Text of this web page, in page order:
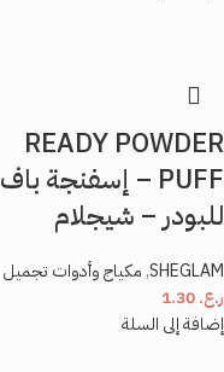
READY POWDER
PUFF – إسفنجة باف
للبودر – شيجلام
SHEGLAM
, مكياج وأدوات تجميل
ر.ع.
إضافة إلى السلة